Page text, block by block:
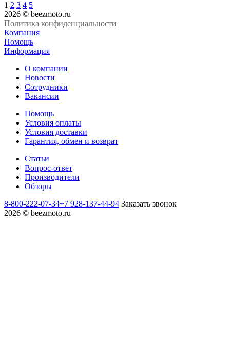
1 2 3 4 5
2026 © beezmoto.ru
Политика конфиденциальности
Компания
Помощь
Информация
О компании
Новости
Сотрудники
Вакансии
Помощь
Условия оплаты
Условия доставки
Гарантия, обмен и возврат
Статьи
Вопрос-ответ
Производители
Обзоры
8-800-222-07-34+7 928-137-44-94 Заказать звонок
2026 © beezmoto.ru